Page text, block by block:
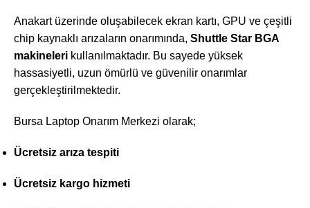
Anakart üzerinde oluşabilecek ekran kartı, GPU ve çeşitli
chip kaynaklı arızaların onarımında, Shuttle Star BGA
makineleri kullanılmaktadır. Bu sayede yüksek
hassasiyetli, uzun ömürlü ve güvenilir onarımlar
gerçekleştirilmektedir.
Bursa Laptop Onarım Merkezi olarak;
Ücretsiz arıza tespiti
Ücretsiz kargo hizmeti